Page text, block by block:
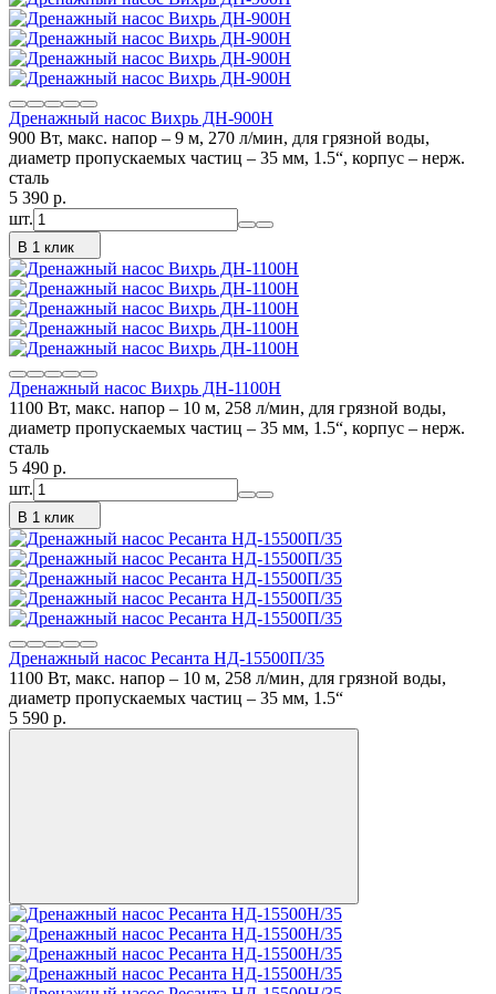
Дренажный насос Вихрь ДН-900H
900 Вт, макс. напор – 9 м, 270 л/мин, для грязной воды,
диаметр пропускаемых частиц – 35 мм, 1.5“, корпус – нерж.
сталь
5 390 p.
шт.
В 1 клик
Дренажный насос Вихрь ДН-1100Н
1100 Вт, макс. напор – 10 м, 258 л/мин, для грязной воды,
диаметр пропускаемых частиц – 35 мм, 1.5“, корпус – нерж.
сталь
5 490 p.
шт.
В 1 клик
Дренажный насос Ресанта НД-15500П/35
1100 Вт, макс. напор – 10 м, 258 л/мин, для грязной воды,
диаметр пропускаемых частиц – 35 мм, 1.5“
5 590 p.